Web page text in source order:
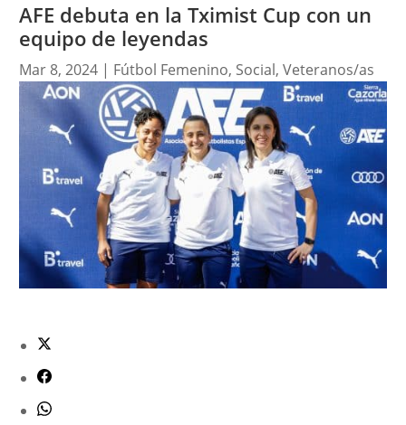
AFE debuta en la Tximist Cup con un
equipo de leyendas
Mar 8, 2024| Fútbol Femenino, Social, Veteranos/as